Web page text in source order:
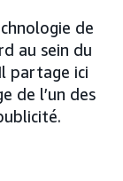
de
au sein du
partage ici
de l’un des